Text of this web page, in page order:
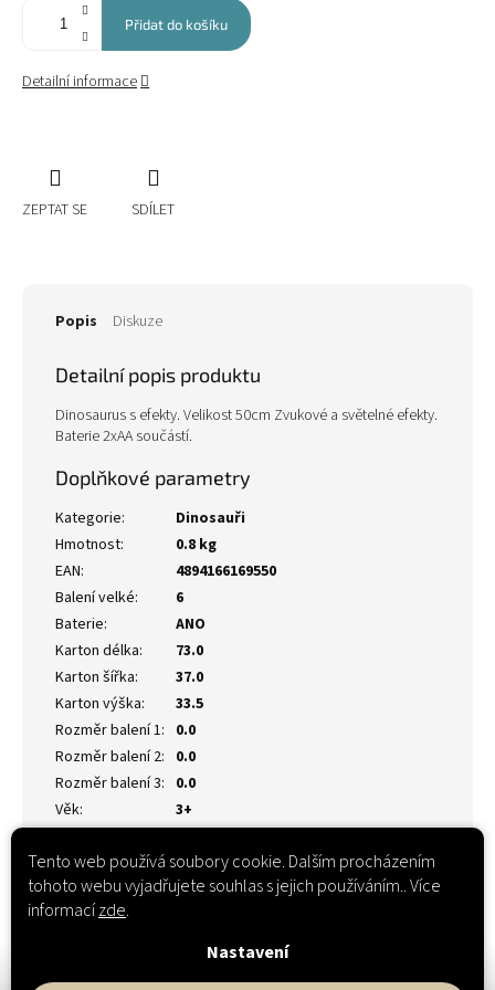
Tento web používá soubory cookie. Dalším procházením
tohoto webu vyjadřujete souhlas s jejich používáním.. Více
informacízde.
Nastavení
Přidat do košíku
Detailní informace
ZEPTAT SE SDÍLET
Popis Diskuze
Detailní popis produktu
Dinosaurus s efekty. Velikost 50cm Zvukové a světelné efekty.
Baterie 2xAA součástí.
Doplňkové parametry
Kategorie:
Dinosauři
Hmotnost:
0.8 kg
EAN:
4894166169550
Balení velké:
6
Baterie:
ANO
Karton délka:
73.0
Karton šířka:
37.0
Karton výška:
33.5
Rozměr balení 1: 0.0
Rozměr balení 2: 0.0
Rozměr balení 3: 0.0
Věk: 3+